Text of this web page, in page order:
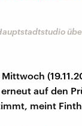
auf den
meint